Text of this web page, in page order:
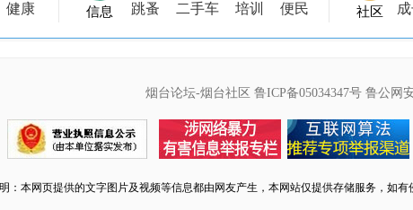
健康 信息
跳蚤
二手车 培训 便民 社区
烟台论坛-烟台社区 鲁ICP备05034347号 鲁公网
：本网页提供的文字图片及视频等信息都由网友产生，本网站仅提供存储服务，如